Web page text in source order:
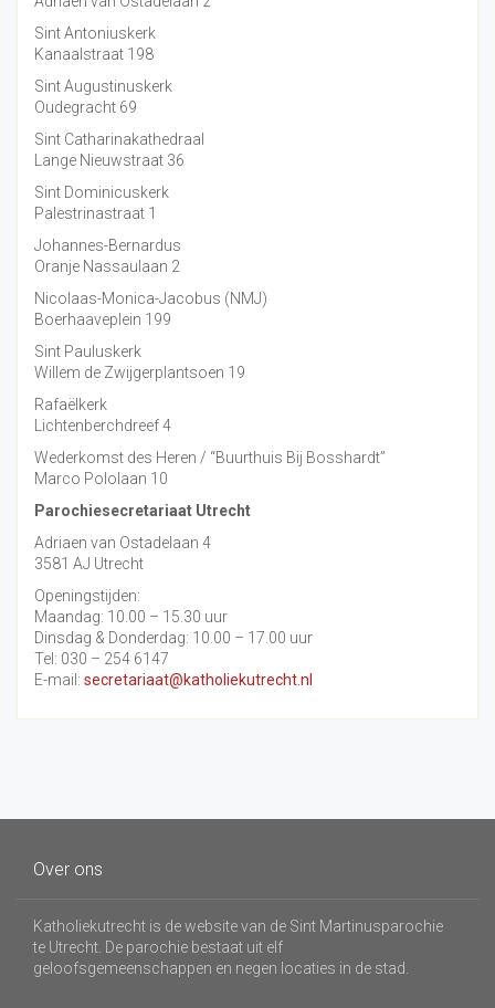
Sint Antoniuskerk
Kanaalstraat 198
Sint Augustinuskerk
Oudegracht 69
Sint Catharinakathedraal
Lange Nieuwstraat 36
Sint Dominicuskerk
Palestrinastraat 1
Johannes-Bernardus
Oranje Nassaulaan 2
Nicolaas-Monica-Jacobus (NMJ)
Boerhaaveplein 199
Sint Pauluskerk
Willem de Zwijgerplantsoen 19
Rafaëlkerk
Lichtenberchdreef 4
Wederkomst des Heren / “Buurthuis Bij Bosshardt”
Marco Pololaan 10
Parochiesecretariaat Utrecht
Adriaen van Ostadelaan 4
3581 AJ Utrecht
Openingstijden:
Maandag: 10.00 – 15.30 uur
Dinsdag & Donderdag: 10.00 – 17.00 uur
Tel: 030 – 254 6147
E-mail: secretariaat@katholiekutrecht.nl
Over ons
Katholiekutrecht is de website van de Sint Martinusparochie
te Utrecht. De parochie bestaat uit elf
geloofsgemeenschappen en negen locaties in de stad.